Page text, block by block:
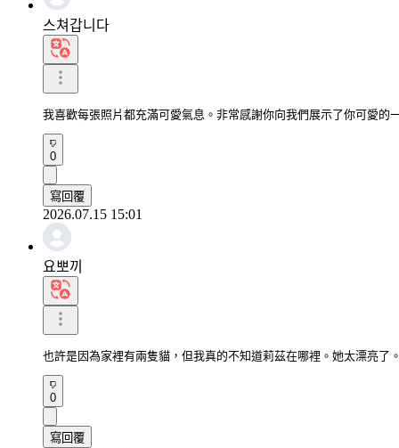
스쳐갑니다
我喜歡每張照片都充滿可愛氣息。非常感謝你向我們展示了你可愛的
0
寫回覆
2026.07.15 15:01
요뽀끼
也許是因為家裡有兩隻貓，但我真的不知道莉茲在哪裡。她太漂亮了
0
寫回覆